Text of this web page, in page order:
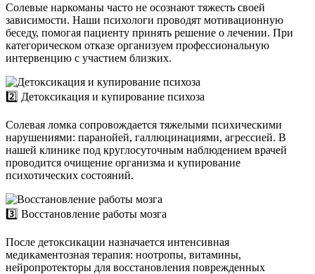
Солевые наркоманы часто не осознают тяжесть своей
зависимости. Наши психологи проводят мотивационную
беседу, помогая пациенту принять решение о лечении. При
категорическом отказе организуем профессиональную
интервенцию с участием близких.
2️⃣ Детоксикация и купирование психоза
Солевая ломка сопровождается тяжелыми психическими
нарушениями: паранойей, галлюцинациями, агрессией. В
нашей клинике под круглосуточным наблюдением врачей
проводится очищение организма и купирование
психотических состояний.
3️⃣ Восстановление работы мозга
После детоксикации назначается интенсивная
медикаментозная терапия: ноотропы, витамины,
нейропротекторы для восстановления поврежденных